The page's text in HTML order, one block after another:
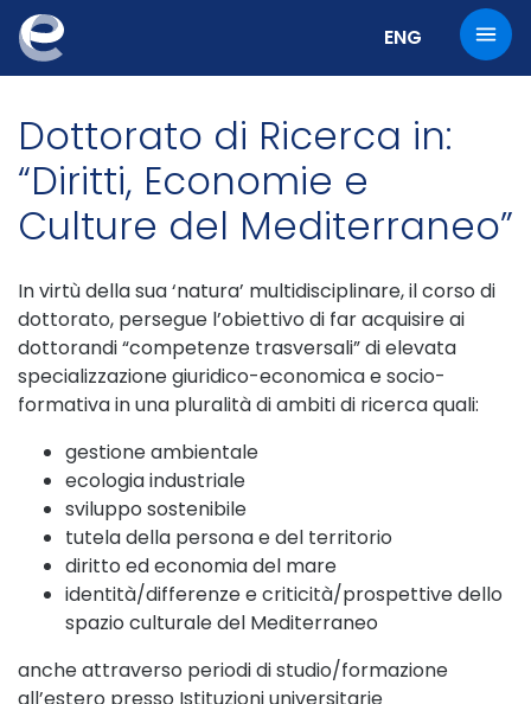
Cambia la
ENG
Dottorato di Ricerca in:
“Diritti, Economie e
Culture del Mediterraneo”
In virtù della sua ‘natura’ multidisciplinare, il corso di
dottorato, persegue l’obiettivo di far acquisire ai
dottorandi “competenze trasversali” di elevata
specializzazione giuridico-economica e socio-
formativa in una pluralità di ambiti di ricerca quali:
gestione ambientale
ecologia industriale
sviluppo sostenibile
tutela della persona e del territorio
diritto ed economia del mare
identità/differenze e criticità/prospettive dello
spazio culturale del Mediterraneo
anche attraverso periodi di studio/formazione